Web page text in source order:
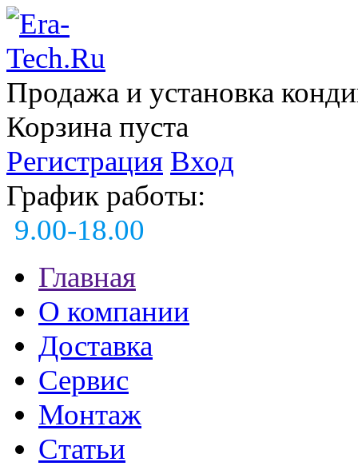
Продажа и установка
Корзина пуста
Регистрация Вход
График работы:
9.00-18.00
Главная
О компании
Доставка
Сервис
Монтаж
Статьи